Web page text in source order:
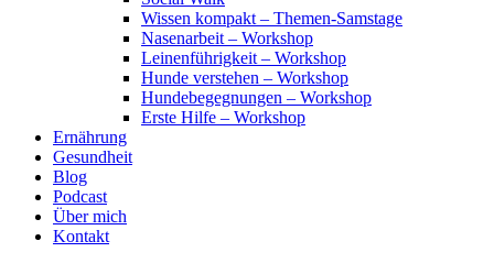
Wissen kompakt – Themen-Samstage
Nasenarbeit – Workshop
Leinenführigkeit – Workshop
Hunde verstehen – Workshop
Hundebegegnungen – Workshop
Erste Hilfe – Workshop
Ernährung
Gesundheit
Blog
Podcast
Über mich
Kontakt